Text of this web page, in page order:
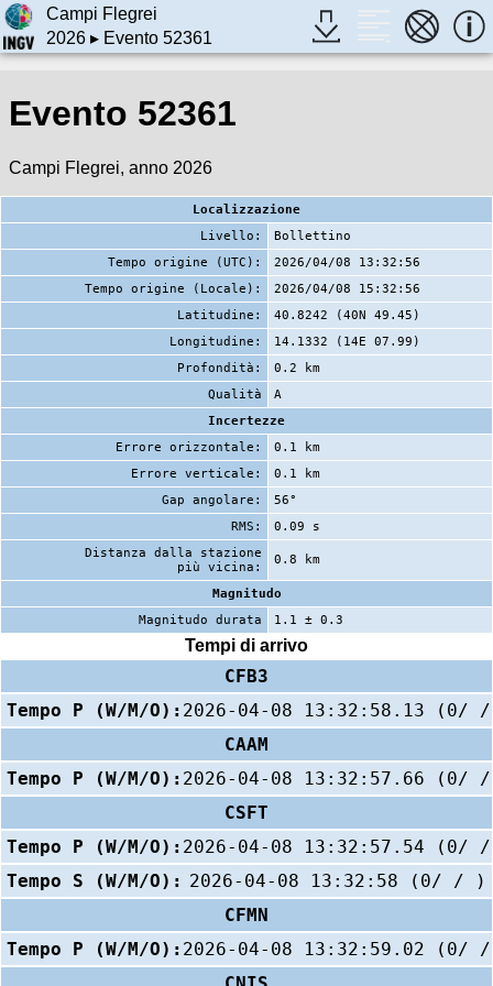
Campi Flegrei
2026▸ Evento 52361
Evento 52361
Campi Flegrei, anno 2026
Localizzazione
Livello:
Bollettino
Tempo origine (UTC):
2026/04/08 13:32:56
Tempo origine (Locale):
2026/04/08 15:32:56
Latitudine:
40.8242 (40N 49.45)
Longitudine:
14.1332 (14E 07.99)
Profondità:
0.2 km
Qualità
A
Incertezze
Errore orizzontale:
0.1 km
Errore verticale:
0.1 km
Gap angolare:
56°
RMS:
0.09 s
Distanza dalla stazione
più vicina:
0.8 km
Magnitudo
Magnitudo durata
1.1 ± 0.3
Tempi di arrivo
CFB3
Tempo P (W/M/O): 2026-04-08 13:32:58.13 (0/
CAAM
Tempo P (W/M/O): 2026-04-08 13:32:57.66 (0/
CSFT
Tempo P (W/M/O): 2026-04-08 13:32:57.54 (0/
Tempo S (W/M/O): 2026-04-08 13:32:58 (0/ / )
CFMN
Tempo P (W/M/O): 2026-04-08 13:32:59.02 (0/